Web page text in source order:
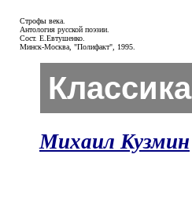
Строфы века.
Антология русской поэзии.
Сост. Е.Евтушенко.
Минск-Москва, "Полифакт", 1995.
Классика
Михаил Кузмин